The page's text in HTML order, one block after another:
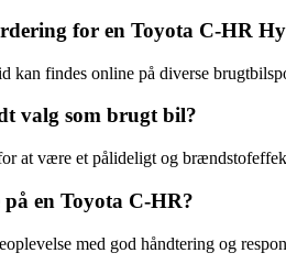
for en Toyota C-HR
findes online på diverse
valg som brugt bil?
at være et pålideligt og
en Toyota C-HR?
med god håndtering og